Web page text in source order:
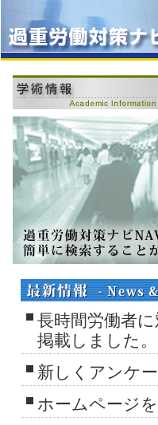
長時間労働者
掲載しました。
新しくアンケ
ホームページ